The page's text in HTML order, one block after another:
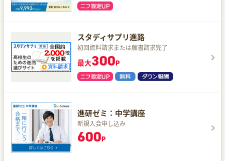
スタディサプリ進路
初回資料請求または願書請求完了
最大300P
進研ゼミ：中学講座
新規入会申し込み
600P